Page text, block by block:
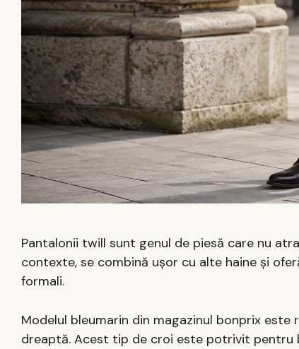
Pantalonii twill sunt genul de piesă care nu
contexte, se combină ușor cu alte haine și
formali.
Modelul bleumarin din magazinul bonprix
dreaptă. Acest tip de croi este potrivit pentru